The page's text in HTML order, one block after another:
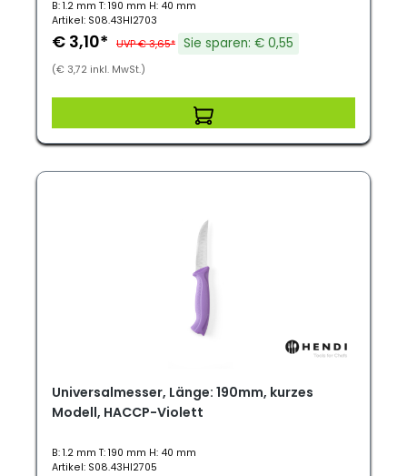
B: 1.2 mm T: 190 mm H: 40 mm
Artikel: S08.43HI2703
€ 3,10* UVP € 3,65* Sie sparen: € 0,55
(€ 3,72 inkl. MwSt.)
Universalmesser, Länge: 190mm, kurzes
Modell, HACCP-Violett
B: 1.2 mm T: 190 mm H: 40 mm
Artikel: S08.43HI2705